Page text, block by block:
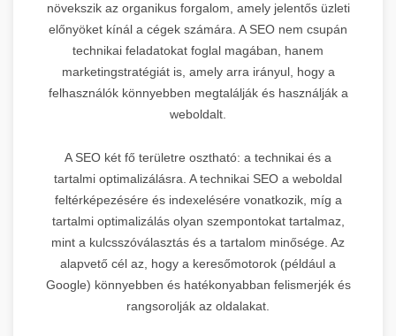
növekszik az organikus forgalom, amely jelentős üzleti
előnyöket kínál a cégek számára. A SEO nem csupán
technikai feladatokat foglal magában, hanem
marketingstratégiát is, amely arra irányul, hogy a
felhasználók könnyebben megtalálják és használják a
weboldalt.
A SEO két fő területre osztható: a technikai és a
tartalmi optimalizálásra. A technikai SEO a weboldal
feltérképezésére és indexelésére vonatkozik, míg a
tartalmi optimalizálás olyan szempontokat tartalmaz,
mint a kulcsszóválasztás és a tartalom minősége. Az
alapvető cél az, hogy a keresőmotorok (például a
Google) könnyebben és hatékonyabban felismerjék és
rangsorolják az oldalakat.